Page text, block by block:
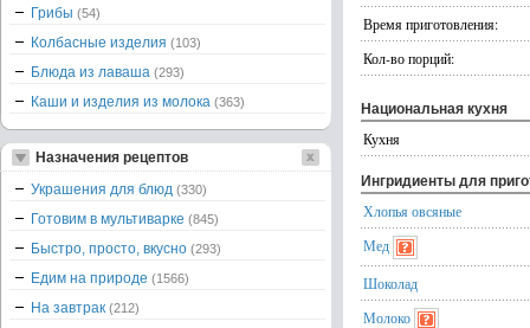
Время приготовления:
Кол-во порций:
Национальная кухня
Кухня
Ингридиенты для
Хлопья овсяные
Мед
Шоколад
Молоко
Грибы (54)
Колбасные изделия (103)
Блюда из лаваша (293)
Каши и изделия из молока (363)
Назначения рецептов
Украшения для блюд (330)
Готовим в мультиварке (845)
Быстро, просто, вкусно (293)
Едим на природе (1566)
На завтрак (212)